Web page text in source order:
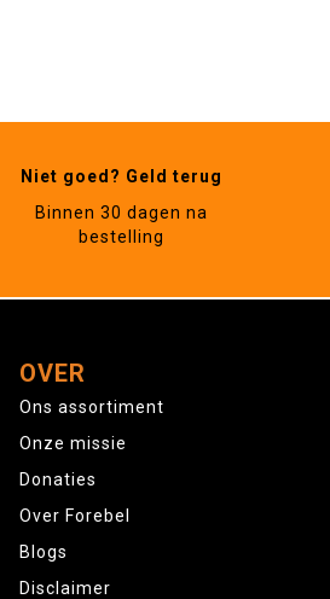
Niet goed? Geld terug
Binnen 30 dagen na
bestelling
OVER
Ons assortiment
Onze missie
Donaties
Over Forebel
Blogs
Disclaimer